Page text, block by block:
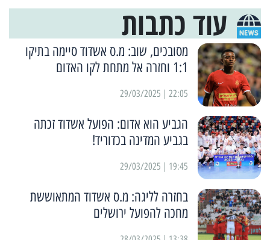
עוד כתבות
מסובכים, שוב: מ.ס אשדוד סיימה בתיקו
1:1 וחזרה אל מתחת לקו האדום
22:05 | 29/03/2025
הגביע הוא אדום: הפועל אשדוד זכתה
בגביע המדינה בכדוריד!
19:45 | 29/03/2025
בחזרה לליגה: מ.ס אשדוד המתאוששת
מחכה להפועל ירושלים